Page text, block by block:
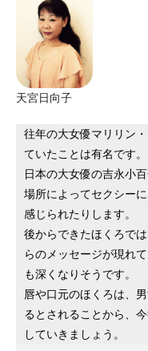
天宮日向子
往年の大女優マリリン
ていたことは有名です。
日本の大女優の吉永小
場所によってセクシー
感じられたりします。
後からできたほくろで
らのメッセージが現れ
も深くなりそうです。
唇や口元のほくろは、
るとされることから、
していきましょう。